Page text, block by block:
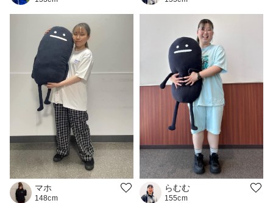
マホ
148cm
らむむ
155cm